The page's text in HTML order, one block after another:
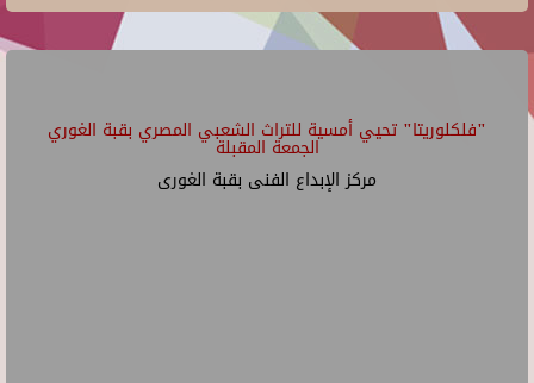
"فلكلوريتا" تحيي أمسية للتراث الشعبي المصري بقبة الغوري
الجمعة المقبلة
مركز الإبداع الفنى بقبة الغورى